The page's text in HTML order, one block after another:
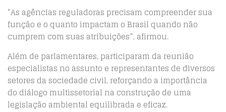
“As agências reguladoras precisam compreender sua
função e o quanto impactam o Brasil quando não
cumprem com suas atribuições”, afirmou.
Além de parlamentares, participaram da reunião
especialistas no assunto e representantes de diversos
setores da sociedade civil, reforçando a importância
do diálogo multissetorial na construção de uma
legislação ambiental equilibrada e eficaz.